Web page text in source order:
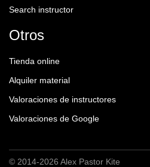
Search instructor
Otros
Tienda online
Alquiler material
Valoraciones de instructores
Valoraciones de Google
© 2014-2026 Alex Pastor Kite